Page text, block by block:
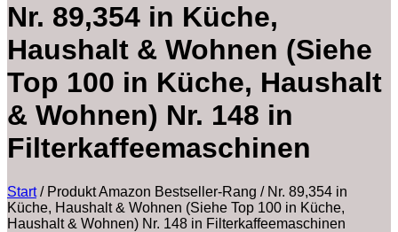
Nr. 89,354 in Küche,
Haushalt & Wohnen (Siehe
Top 100 in Küche, Haushalt
& Wohnen) Nr. 148 in
Filterkaffeemaschinen
Start /Produkt Amazon Bestseller-Rang /Nr. 89,354 in
Küche, Haushalt & Wohnen (Siehe Top 100 in Küche,
Haushalt & Wohnen) Nr. 148 in Filterkaffeemaschinen